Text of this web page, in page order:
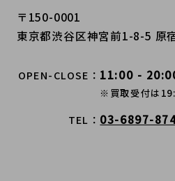
〒150-0001
東京都渋谷区神宮前1-8-5 原
OPEN-CLOSE 11:00 -
※買取受付は
TEL 03-6897-